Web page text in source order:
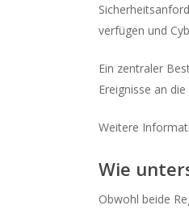
verfügen und
Ein zentraler
Ereignisse an
Weitere
Wie
Obwohl beide